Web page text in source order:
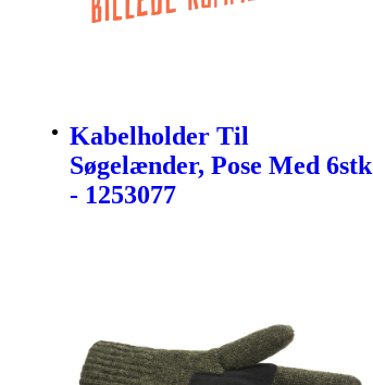
Kabelholder Til
Søgelænder, Pose Med 6stk
- 1253077